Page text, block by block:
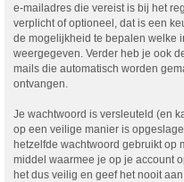
e-mailadres die vereist is bij het
verplicht of optioneel, dat is een
de mogelijkheid te bepalen welke
weergegeven. Verder heb je ook
mails die automatisch worden
ontvangen.
Je wachtwoord is versleuteld (en
op een veilige manier is
hetzelfde wachtwoord gebruikt op
middel waarmee je op je account
het dus veilig en geef het nooit